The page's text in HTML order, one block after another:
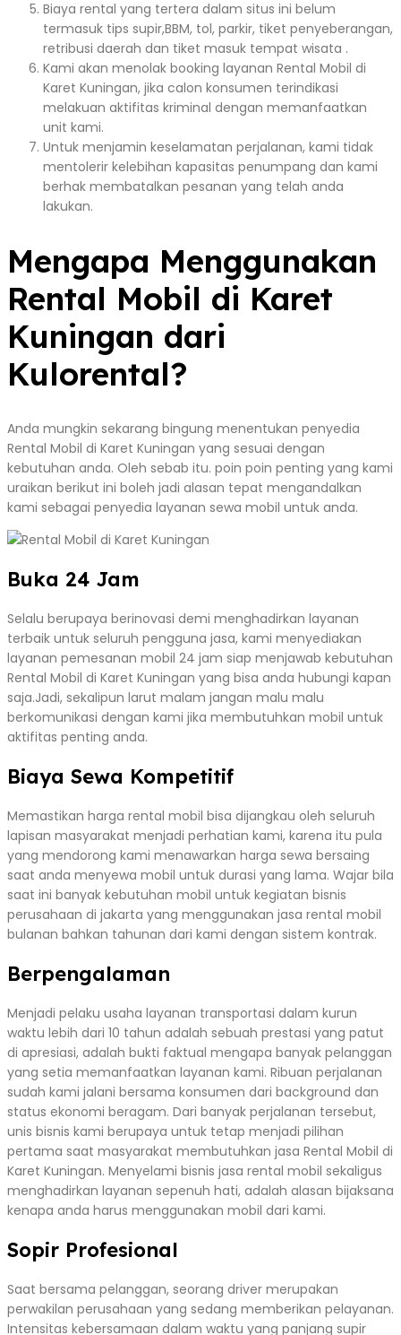
Biaya rental yang tertera dalam situs ini belum
termasuk tips supir,BBM, tol, parkir, tiket penyeberangan,
retribusi daerah dan tiket masuk tempat wisata .
Kami akan menolak booking layanan Rental Mobil di
Karet Kuningan, jika calon konsumen terindikasi
melakuan aktifitas kriminal dengan memanfaatkan
unit kami.
Untuk menjamin keselamatan perjalanan, kami tidak
mentolerir kelebihan kapasitas penumpang dan kami
berhak membatalkan pesanan yang telah anda
lakukan.
Mengapa Menggunakan
Rental Mobil di Karet
Kuningan dari
Kulorental?
Anda mungkin sekarang bingung menentukan penyedia
Rental Mobil di Karet Kuningan yang sesuai dengan
kebutuhan anda. Oleh sebab itu. poin poin penting yang kami
uraikan berikut ini boleh jadi alasan tepat mengandalkan
kami sebagai penyedia layanan sewa mobil untuk anda.
Buka 24 Jam
Selalu berupaya berinovasi demi menghadirkan layanan
terbaik untuk seluruh pengguna jasa, kami menyediakan
layanan pemesanan mobil 24 jam siap menjawab kebutuhan
Rental Mobil di Karet Kuningan yang bisa anda hubungi kapan
saja.Jadi, sekalipun larut malam jangan malu malu
berkomunikasi dengan kami jika membutuhkan mobil untuk
aktifitas penting anda.
Biaya Sewa Kompetitif
Memastikan harga rental mobil bisa dijangkau oleh seluruh
lapisan masyarakat menjadi perhatian kami, karena itu pula
yang mendorong kami menawarkan harga sewa bersaing
saat anda menyewa mobil untuk durasi yang lama. Wajar bila
saat ini banyak kebutuhan mobil untuk kegiatan bisnis
perusahaan di jakarta yang menggunakan jasa rental mobil
bulanan bahkan tahunan dari kami dengan sistem kontrak.
Berpengalaman
Menjadi pelaku usaha layanan transportasi dalam kurun
waktu lebih dari 10 tahun adalah sebuah prestasi yang patut
di apresiasi, adalah bukti faktual mengapa banyak pelanggan
yang setia memanfaatkan layanan kami. Ribuan perjalanan
sudah kami jalani bersama konsumen dari background dan
status ekonomi beragam. Dari banyak perjalanan tersebut,
unis bisnis kami berupaya untuk tetap menjadi pilihan
pertama saat masyarakat membutuhkan jasa Rental Mobil di
Karet Kuningan. Menyelami bisnis jasa rental mobil sekaligus
menghadirkan layanan sepenuh hati, adalah alasan bijaksana
kenapa anda harus menggunakan mobil dari kami.
Sopir Profesional
Saat bersama pelanggan, seorang driver merupakan
perwakilan perusahaan yang sedang memberikan pelayanan.
Intensitas kebersamaan dalam waktu yang panjang supir